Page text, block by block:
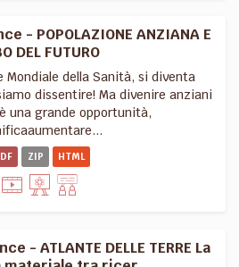
- POPOLAZIONE ANZIANA E
DEL FUTURO
Mondiale della Sanità, si diventa
dissentire! Ma divenire anziani
una grande opportunità,
ZIP HTML
- ATLANTE DELLE TERRE La